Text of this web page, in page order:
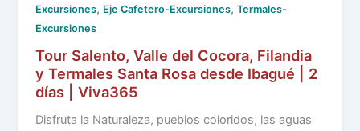
Excursiones, Eje Cafetero-Excursiones,Termales-
Excursiones
Tour Salento, Valle del Cocora, Filandia
y Termales Santa Rosa desde Ibagué | 2
días | Viva365
Disfruta la Naturaleza, pueblos coloridos, las aguas